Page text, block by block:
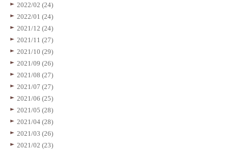
2022/02 (24)
2022/01 (24)
2021/12 (24)
2021/11 (27)
2021/10 (29)
2021/09 (26)
2021/08 (27)
2021/07 (27)
2021/06 (25)
2021/05 (28)
2021/04 (28)
2021/03 (26)
2021/02 (23)